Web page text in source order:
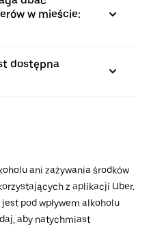
w mieście:
dostępna
ani zażywania środków
z aplikacji Uber.
pod wpływem alkoholu
aby natychmiast